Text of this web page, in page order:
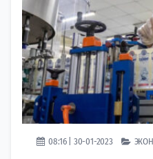
08:16 | 30-01-2023